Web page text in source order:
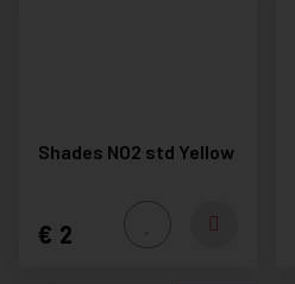
Shades NO2 std Yellow
2